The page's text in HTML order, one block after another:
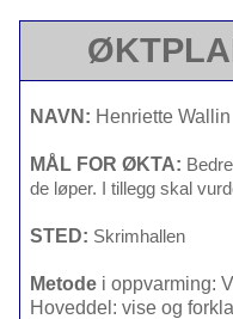
NAVN:
MÅL FOR ØKTA:
de løper. I tillegg skal
STED: Skrimhallen
Metodei oppvarming:
Hoveddel: vise og